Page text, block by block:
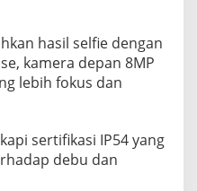
hasil selfie dengan
kamera depan 8MP
lebih fokus dan
sertifikasi IP54 yang
debu dan